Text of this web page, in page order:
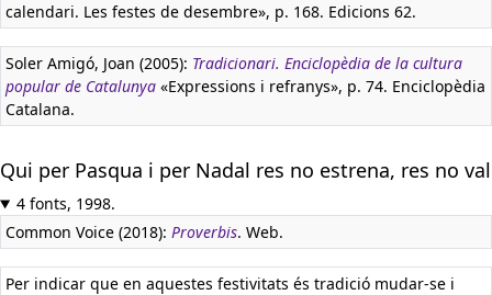
calendari. Les festes de desembre», p. 168. Edicions 62.
Soler Amigó, Joan (2005): Tradicionari. Enciclopèdia de la cultura
popular de Catalunya «Expressions i refranys», p. 74. Enciclopèdia
Catalana.
Qui per Pasqua i per Nadal res no estrena, res no val
4 fonts, 1998.
Common Voice (2018): Proverbis. Web.
Per indicar que en aquestes festivitats és tradició mudar-se i